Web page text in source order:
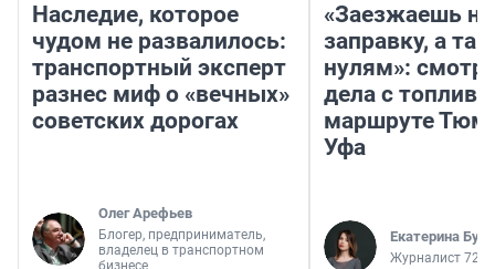
Наследие, которое
чудом не развалилось:
транспортный эксперт
разнес миф о «вечных»
советских дорогах
Олег Арефьев
Блогер, предприниматель,
владелец в транспортном
бизнесе
«Заезжаешь на
заправку, а
нулям»:
дела с
маршруте
Уфа
Екатерина
Журналист